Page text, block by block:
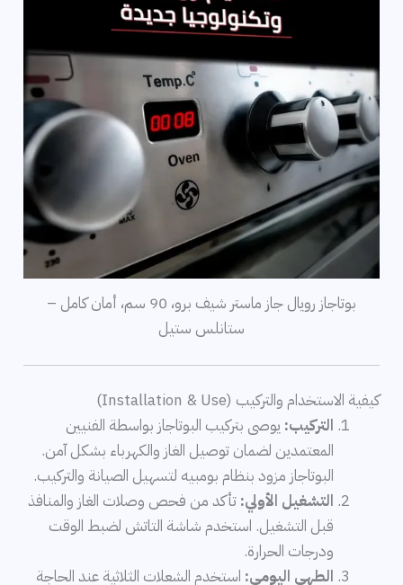
بوتاجاز رويال جاز ماستر شيف برو، 90 سم، أمان كامل –
ستانلس ستيل
كيفية الاستخدام والتركيب (Installation & Use)
التركيب: يوصى بتركيب البوتاجاز بواسطة الفنيين
المعتمدين لضمان توصيل الغاز والكهرباء بشكل آمن.
البوتاجاز مزود بنظام بومبيه لتسهيل الصيانة والتركيب.
التشغيل الأولي: تأكد من فحص وصلات الغاز والمنافذ
قبل التشغيل. استخدم شاشة التاتش لضبط الوقت
ودرجات الحرارة.
الطهي اليومي: استخدم الشعلات الثلاثية عند الحاجة